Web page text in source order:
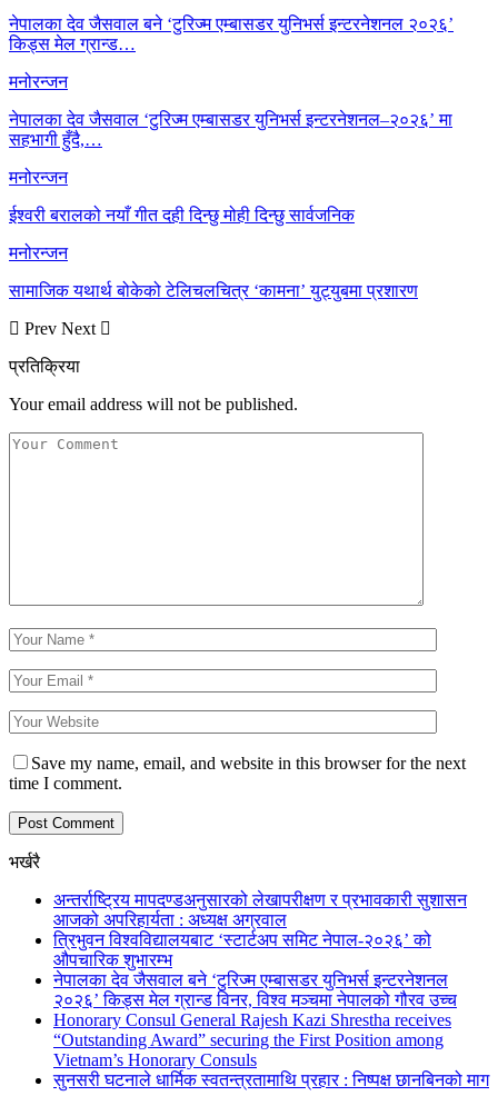
नेपालका देव जैसवाल बने ‘टुरिज्म एम्बासडर युनिभर्स इन्टरनेशनल २०२६’
किड्स मेल ग्रान्ड…
मनोरन्जन
नेपालका देव जैसवाल ‘टुरिज्म एम्बासडर युनिभर्स इन्टरनेशनल–२०२६’ मा
सहभागी हुँदै,…
मनोरन्जन
ईश्वरी बरालको नयाँ गीत दही दिन्छु मोही दिन्छु सार्वजनिक
मनोरन्जन
सामाजिक यथार्थ बोकेको टेलिचलचित्र ‘कामना’ युट्युबमा प्रशारण
Prev Next
प्रतिक्रिया
Your email address will not be published.
Save my name, email, and website in this browser for the next
time I comment.
भर्खरै
अन्तर्राष्ट्रिय मापदण्डअनुसारको लेखापरीक्षण र प्रभावकारी सुशासन
आजको अपरिहार्यता : अध्यक्ष अग्रवाल
त्रिभुवन विश्वविद्यालयबाट ‘स्टार्टअप समिट नेपाल-२०२६’ को
औपचारिक शुभारम्भ
नेपालका देव जैसवाल बने ‘टुरिज्म एम्बासडर युनिभर्स इन्टरनेशनल
२०२६’ किड्स मेल ग्रान्ड विनर, विश्व मञ्चमा नेपालको गौरव उच्च
Honorary Consul General Rajesh Kazi Shrestha receives
“Outstanding Award” securing the First Position among
Vietnam’s Honorary Consuls
सुनसरी घटनाले धार्मिक स्वतन्त्रतामाथि प्रहार : निष्पक्ष छानबिनको माग